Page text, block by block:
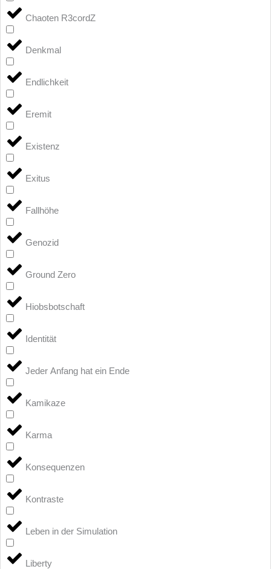
Chaoten R3cordZ
Denkmal
Endlichkeit
Eremit
Existenz
Exitus
Fallhöhe
Genozid
Ground Zero
Hiobsbotschaft
Identität
Jeder Anfang hat ein Ende
Kamikaze
Karma
Konsequenzen
Kontraste
Leben in der Simulation
Liberty